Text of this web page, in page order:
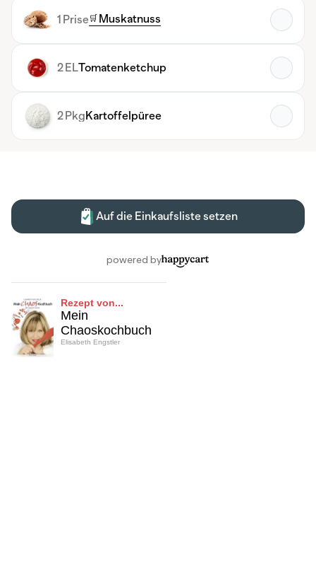
Rezept von...
Mein
Chaoskochbuch
Elisabeth Engstler